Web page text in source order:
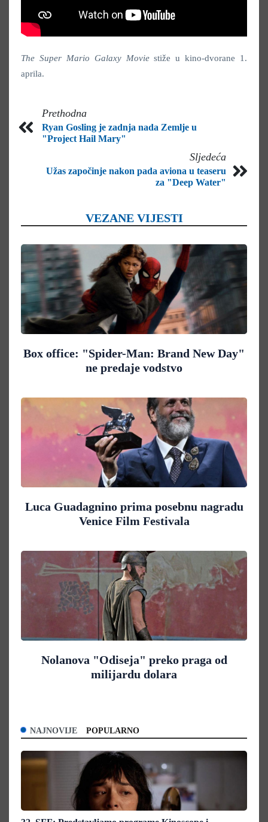
The Super Mario Galaxy Moviestiže u kino-dvorane 1.
aprila.
Prethodna
Ryan Gosling je zadnja nada Zemlje u
"Project Hail Mary"
Sljedeća
Užas započinje nakon pada aviona u teaseru
za "Deep Water"
VEZANE VIJESTI
Box office: "Spider-Man: Brand New Day"
ne predaje vodstvo
Luca Guadagnino prima posebnu nagradu
Venice Film Festivala
Nolanova "Odiseja" preko praga od
milijardu dolara
NAJNOVIJE POPULARNO